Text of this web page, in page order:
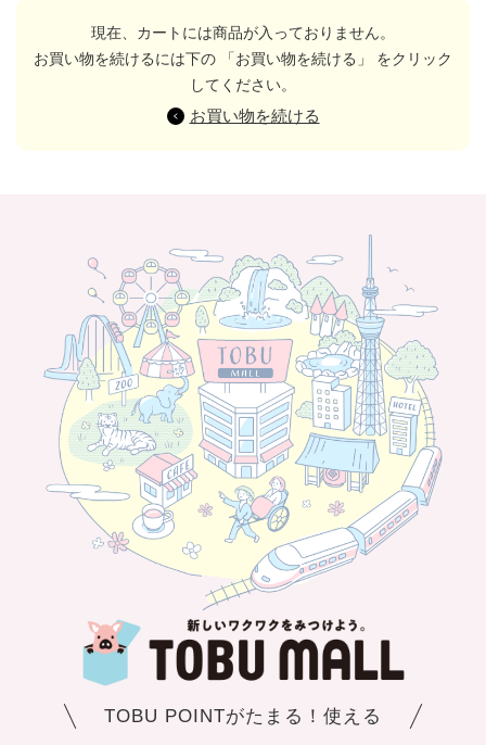
現在、カートには商品が入っておりません。
お買い物を続けるには下の 「お買い物を続ける」 をクリック
してください。
お買い物を続ける
TOBU POINTがたまる！使える